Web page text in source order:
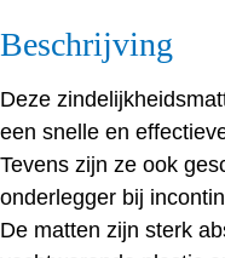
Beschrijving
Deze
een snelle en
Tevens zijn ze ook
onderlegger bij
De matten zijn sterk